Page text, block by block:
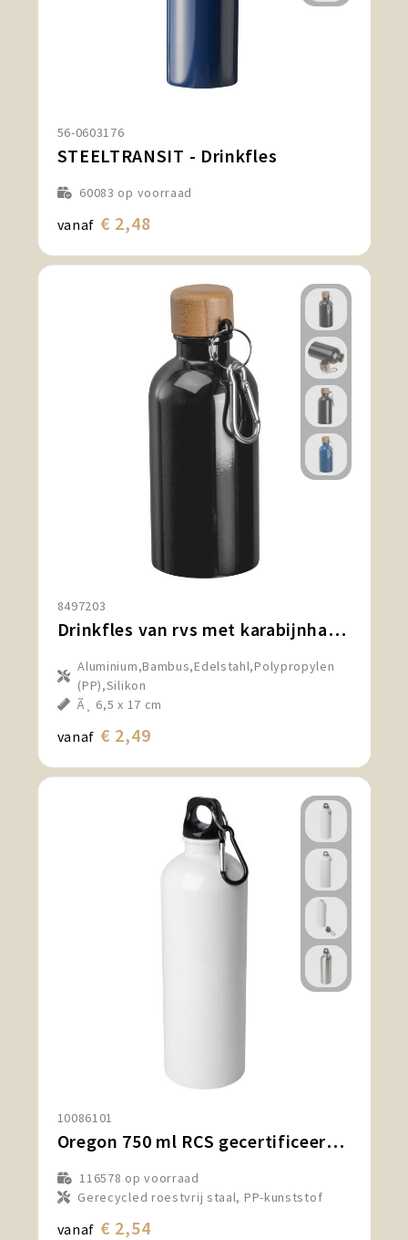
56-0603176
STEELTRANSIT - Drinkfles
60083 op voorraad
vanaf € 2,48
8497203
Drinkfles van rvs met karabijnhaak, 400 ml
Aluminium,Bambus,Edelstahl,Polypropylen
(PP),Silikon
Ã¸ 6,5 x 17 cm
vanaf € 2,49
10086101
Oregon 750 ml RCS gecertificeerde enkelwandige roestvrijstalen waterfles met karabijnhaak
116578 op voorraad
Gerecycled roestvrij staal, PP-kunststof
vanaf € 2,54